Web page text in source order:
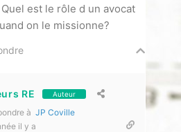
est le rôle d un avocat
on le missionne?
RE Auteur
àJP Coville
il y a